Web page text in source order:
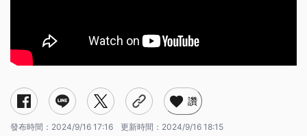
讚
發布時間： 2024/9/16 17:16 更新時間： 2024/9/16 18:15